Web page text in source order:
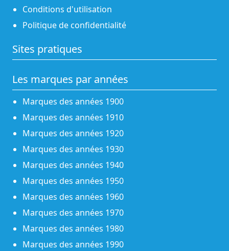
Conditions d'utilisation
Politique de confidentialité
Sites pratiques
Les marques par années
Marques des années 1900
Marques des années 1910
Marques des années 1920
Marques des années 1930
Marques des années 1940
Marques des années 1950
Marques des années 1960
Marques des années 1970
Marques des années 1980
Marques des années 1990